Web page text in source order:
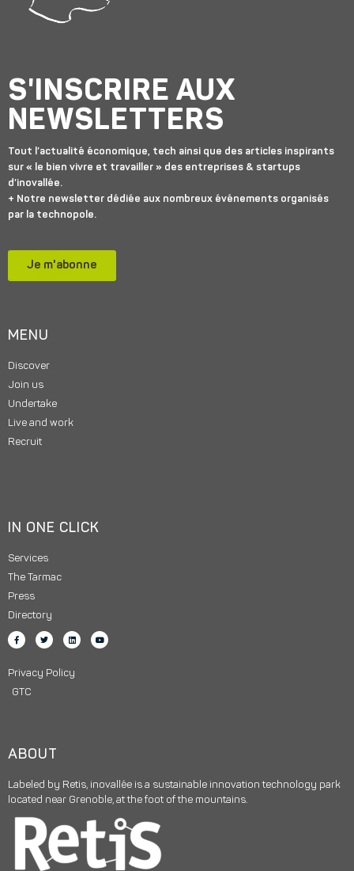
S'INSCRIRE AUX
NEWSLETTERS
Tout l’actualité économique, tech ainsi que des articles inspirants
sur « le bien vivre et travailler » des entreprises & startups
d’inovallée.
+ Notre newsletter dédiée aux nombreux événements organisés
par la technopole.
Je m'abonne
MENU
Discover
Join us
Undertake
Live and work
Recruit
IN ONE CLICK
Services
The Tarmac
Press
Directory
Privacy Policy
GTC
ABOUT
Labeled by Retis, inovallée is a sustainable innovation technology park
located near Grenoble, at the foot of the mountains.